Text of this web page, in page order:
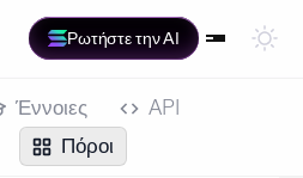
Ρωτήστε την AI
Έννοιες
API
Πόροι